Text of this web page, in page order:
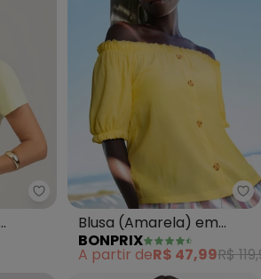
Cativa - Blusa em Algodão
Blusa (Amarela) em
Tecido Plano
BONPRIX
A partir deR$ 47,99R$